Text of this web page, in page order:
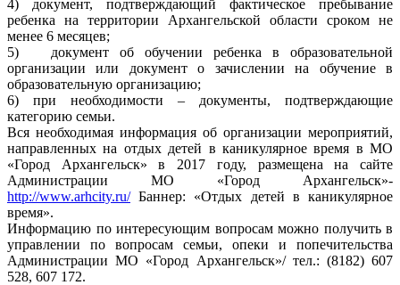
4) документ, подтверждающий фактическое пребывание
ребенка на территории Архангельской области сроком не
менее 6 месяцев;
5) документ об обучении ребенка в образовательной
организации или документ о зачислении на обучение в
образовательную организацию;
6) при необходимости – документы, подтверждающие
категорию семьи.
Вся необходимая информация об организации мероприятий,
направленных на отдых детей в каникулярное время в МО
«Город Архангельск» в 2017 году, размещена на сайте
Администрации МО «Город Архангельск»-
http://www.arhcity.ru/Баннер: «Отдых детей в каникулярное
время».
Информацию по интересующим вопросам можно получить в
управлении по вопросам семьи, опеки и попечительства
Администрации МО «Город Архангельск»/ тел.: (8182) 607
528, 607 172.